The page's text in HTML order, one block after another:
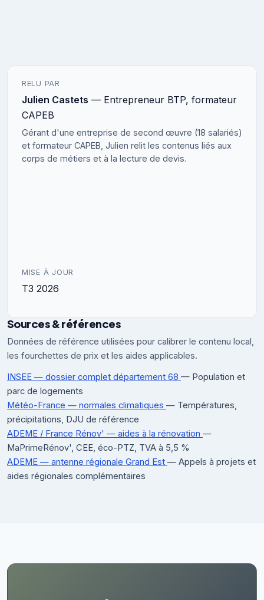
RELU PAR
Julien Castets — Entrepreneur BTP, formateur
CAPEB
Gérant d'une entreprise de second œuvre (18 salariés)
et formateur CAPEB, Julien relit les contenus liés aux
corps de métiers et à la lecture de devis.
MISE À JOUR
T3 2026
Sources & références
Données de référence utilisées pour calibrer le contenu local,
les fourchettes de prix et les aides applicables.
INSEE — dossier complet département 68 — Population et
parc de logements
Météo-France — normales climatiques — Températures,
précipitations, DJU de référence
ADEME / France Rénov' — aides à la rénovation —
MaPrimeRénov', CEE, éco-PTZ, TVA à 5,5 %
ADEME — antenne régionale Grand Est — Appels à projets et
aides régionales complémentaires